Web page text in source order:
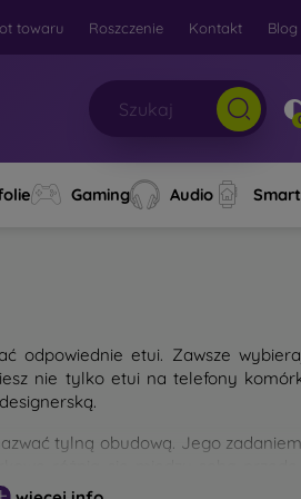
towaru Roszczenie Kontakt Blog
Gaming Audio Smart
odpowiednie etui. Zawsze
nie tylko etui na telefony
tylną obudową. Jego